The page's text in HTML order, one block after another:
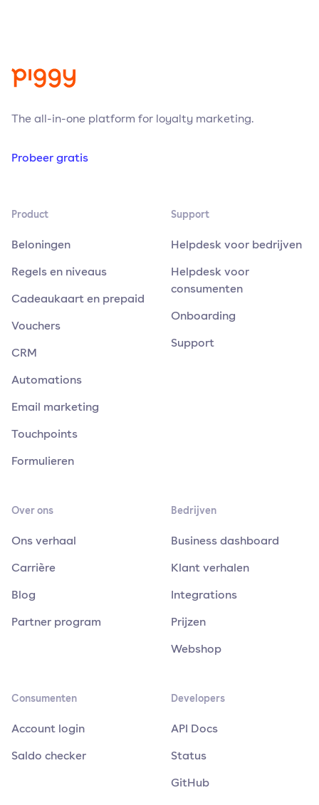
The all-in-one platform for loyalty marketing.
Probeer gratis
Product
Beloningen
Regels en niveaus
Cadeaukaart en prepaid
Vouchers
CRM
Automations
Email marketing
Touchpoints
Formulieren
Support
Helpdesk voor bedrijven
Helpdesk voor
consumenten
Onboarding
Support
Over ons
Ons verhaal
Carrière
Blog
Partner program
Bedrijven
Business dashboard
Klant verhalen
Integrations
Prijzen
Webshop
Consumenten
Account login
Saldo checker
Developers
API Docs
Status
GitHub